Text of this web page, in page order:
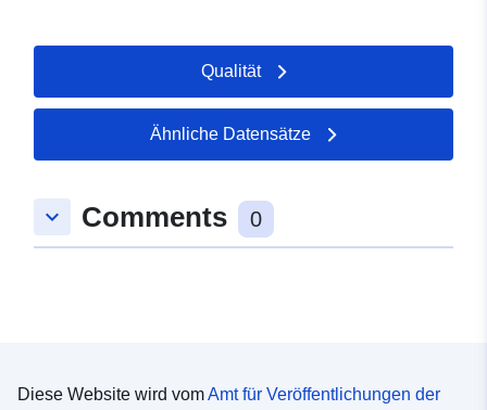
Qualität
Ähnliche Datensätze
keyboard_arrow_down Comments 0
Diese Website wird vomAmt für Veröffentlichungen der